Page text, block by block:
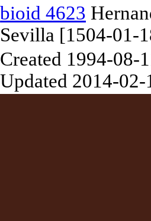
bioid 4623
Sevilla [1504-01-
Created 1994-08-
Updated 2014-02-